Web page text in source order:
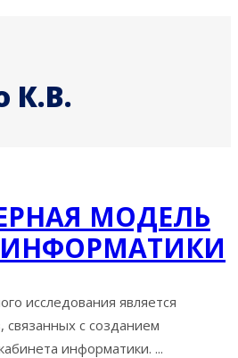
К.В.
МОДЕЛЬ
ИНФОРМАТИКИ
исследования является
связанных с созданием
информатики. ...